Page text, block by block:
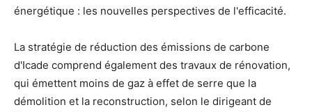
énergétique : les nouvelles perspectives de l'efficacité.
La stratégie de réduction des émissions de carbone
d'Icade comprend également des travaux de rénovation,
qui émettent moins de gaz à effet de serre que la
démolition et la reconstruction, selon le dirigeant de